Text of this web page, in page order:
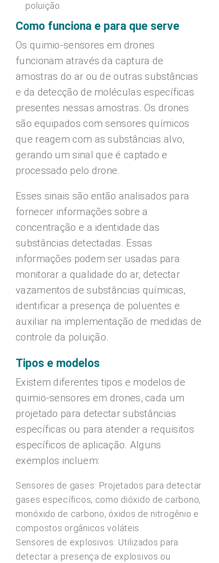
poluição.
Como funciona e para que serve
Os quimio-sensores em drones
funcionam através da captura de
amostras do ar ou de outras substâncias
e da detecção de moléculas específicas
presentes nessas amostras. Os drones
são equipados com sensores químicos
que reagem com as substâncias alvo,
gerando um sinal que é captado e
processado pelo drone.
Esses sinais são então analisados para
fornecer informações sobre a
concentração e a identidade das
substâncias detectadas. Essas
informações podem ser usadas para
monitorar a qualidade do ar, detectar
vazamentos de substâncias químicas,
identificar a presença de poluentes e
auxiliar na implementação de medidas de
controle da poluição.
Tipos e modelos
Existem diferentes tipos e modelos de
quimio-sensores em drones, cada um
projetado para detectar substâncias
específicas ou para atender a requisitos
específicos de aplicação. Alguns
exemplos incluem:
Sensores de gases: Projetados para detectar
gases específicos, como dióxido de carbono,
monóxido de carbono, óxidos de nitrogênio e
compostos orgânicos voláteis.
Sensores de explosivos: Utilizados para
detectar a presença de explosivos ou